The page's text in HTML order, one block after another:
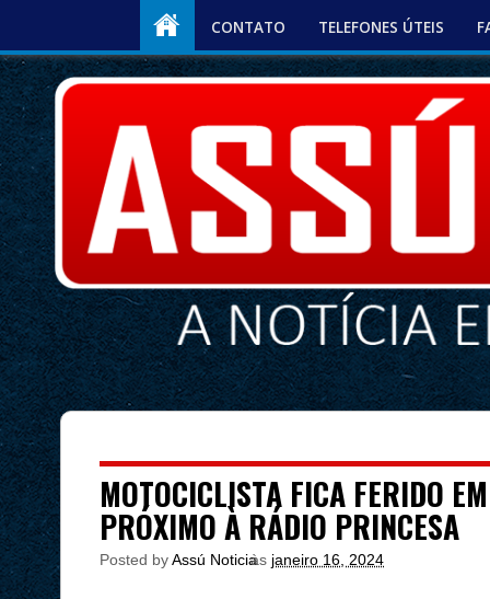
CONTATO TELEFONES ÚTEIS
MOTOCICLISTA FICA FERIDO
PRÓXIMO À RÁDIO PRINCESA
Posted byAssú Noticia
às janeiro 16, 2024